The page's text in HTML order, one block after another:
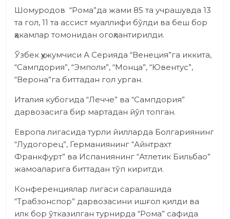
Шомуродов “Рома”да жами 85 та учрашувда 13
та гол, 11 та ассист муаллифи бўлди ва беш бор
ҳакамлар томонидан огоҳлантирилди.
Ўзбек ҳужумчиси А Серияда “Венеция”га иккита,
“Сампдория”, “Эмполи”, “Монца”, “Ювентус”,
“Верона”га биттадан гол урган.
Италия кубогида “Лечче” ва “Сампдория”
дарвозасига бир мартадан йўл топган.
Европа лигасида турли йилларда Болгариянинг
“Лудогорец”, Германиянинг “Айнтрахт
Франкфурт” ва Испаниянинг “Атлетик Бильбао”
жамоаларига биттадан тўп киритди.
Конференциялар лигаси саралашида
“Трабзонспор” дарвозасини ишғол қилди ва
илк бор ўтказилган турнирда “Рома” сафида